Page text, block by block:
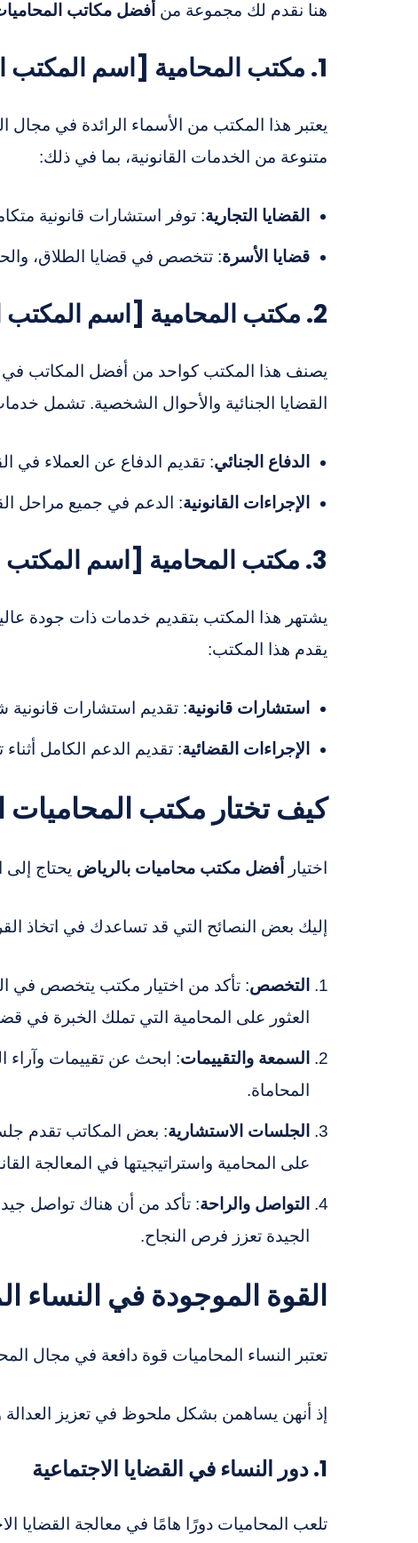
هنا نقدم لك مجموعة من أفضل مكاتب
1. مكتب المحامية [اسم المكتب الأول]
يعتبر هذا المكتب من الأسماء الرائدة في مجال
متنوعة من الخدمات القانونية، بما في ذلك:
القضايا التجارية: توفر استشارات قانونية
قضايا الأسرة: تتخصص في قضايا الطلاق،
2. مكتب المحامية [اسم المكتب الثاني]
يصنف هذا المكتب كواحد من أفضل المكاتب في
القضايا الجنائية والأحوال الشخصية. تشمل
الدفاع الجنائي: تقديم الدفاع عن العملاء في
الإجراءات القانونية: الدعم في جميع مراحل
3. مكتب المحامية [اسم المكتب الثالث]
يشتهر هذا المكتب بتقديم خدمات ذات جودة
يقدم هذا المكتب:
استشارات قانونية: تقديم استشارات
الإجراءات القضائية: تقديم الدعم الكامل
كيف تختار مكتب
اختيار أفضل مكتب محاميات بالرياض يحتاج إلى
إليك بعض النصائح التي قد تساعدك في اتخاذ
التخصص: تأكد من اختيار مكتب يتخصص في
العثور على المحامية التي تملك الخبرة في
السمعة والتقييمات: ابحث عن تقييمات وآراء
المحاماة.
الجلسات الاستشارية: بعض المكاتب تقدم
على المحامية واستراتيجيتها في المعالجة
التواصل والراحة: تأكد من أن هناك تواصل جيد
الجيدة تعزز فرص النجاح.
القوة الموجودة في النساء
تعتبر النساء المحاميات قوة دافعة في مجال
إذ أنهن يساهمن بشكل ملحوظ في تعزيز
1. دور النساء في القضايا الاجتماعية
تلعب المحاميات دورًا هامًا في معالجة القضايا